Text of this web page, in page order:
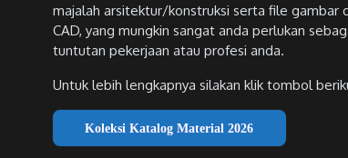
majalah arsitektur/konstruksi serta file gambar
CAD, yang mungkin sangat anda perlukan
tuntutan pekerjaan atau profesi anda.
Untuk lebih lengkapnya silakan klik tombol
Koleksi Katalog Material 2026